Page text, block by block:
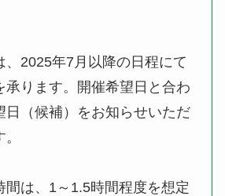
、2025年7月以降の日程にて
承ります。開催希望日と合わ
日（候補）をお知らせいただ
は、1～1.5時間程度を想定